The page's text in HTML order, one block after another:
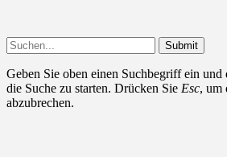
Submit
Geben Sie oben einen Suchbegriff ein und
die Suche zu starten. Drücken Sie Esc, um
abzubrechen.